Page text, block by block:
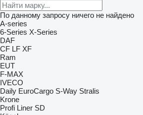
По данному запросу ничего не найдено
A-series
6-Series X-Series
DAF
CF LF XF
Ram
EUT
F-MAX
IVECO
Daily EuroCargo S-Way Stralis
Krone
Profi Liner SD